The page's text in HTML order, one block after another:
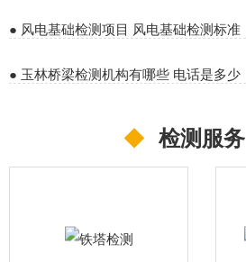
● 风电基础检测项目 风电基础检测标准
● 玉林桥梁检测机构有哪些 电话是多少
◆ 检测服务